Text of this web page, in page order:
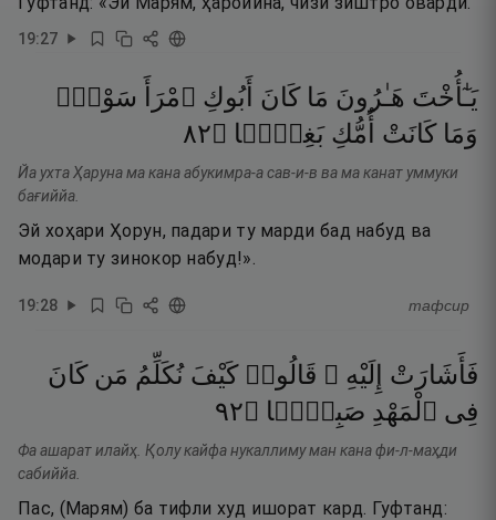
19:27
يَـٰٓأُخْتَ هَـٰرُونَ مَا كَانَ أَبُوكِ ٱمْرَأَ
سَوْءٍۢ
وَمَا كَانَتْ أُمُّكِ بَغِيًّۭا ۝٢٨
Йа ухта Ҳаруна ма кана абукимра-а сав-и-в ва ма канат уммуки
бағиййа.
Эй хоҳари Ҳорун, падари ту марди бад набуд ва
модари ту зинокор набуд!».
19:28 тафсир
فَأَشَارَتْ إِلَيْهِ ۖ قَالُوا۟ كَيْفَ نُكَلِّمُ مَن كَانَ
فِى ٱلْمَهْدِ صَبِيًّۭا ۝٢٩
Фа ашарат илайҳ. Қолу кайфа нукаллиму ман кана фи-л-маҳди
сабиййа.
Пас, (Марям) ба тифли худ ишорат кард. Гуфтанд: